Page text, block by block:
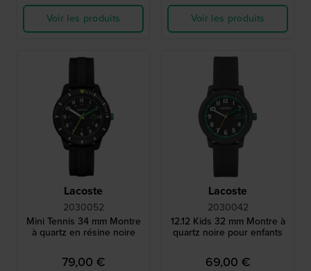
Voir les produits
Voir les produits
Lacoste
2030052
Mini Tennis 34 mm Montre
à quartz en résine noire
79,00 €
Lacoste
2030042
12.12 Kids 32 mm Montre à
quartz noire pour enfants
69,00 €